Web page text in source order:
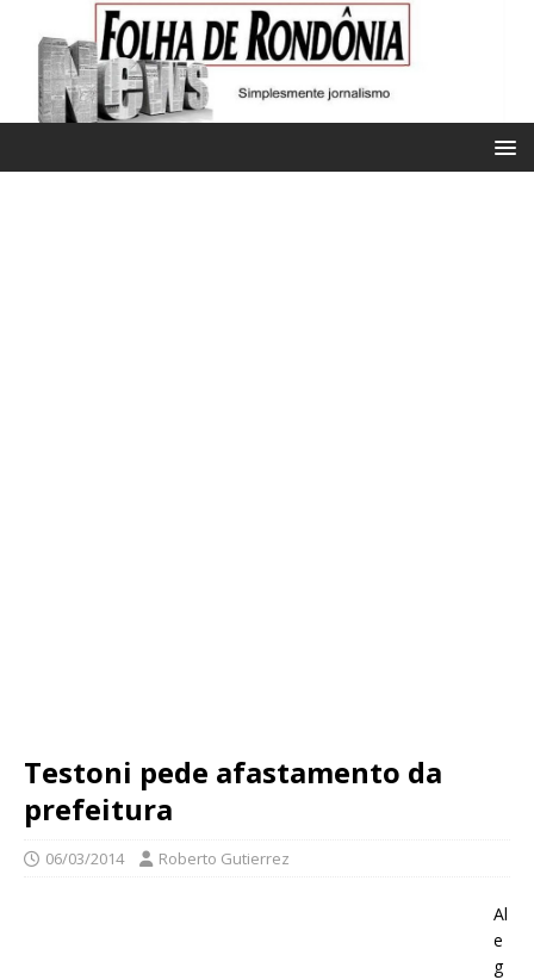
Testoni pede afastamento da
prefeitura
06/03/2014 Roberto Gutierrez
Al
e
g